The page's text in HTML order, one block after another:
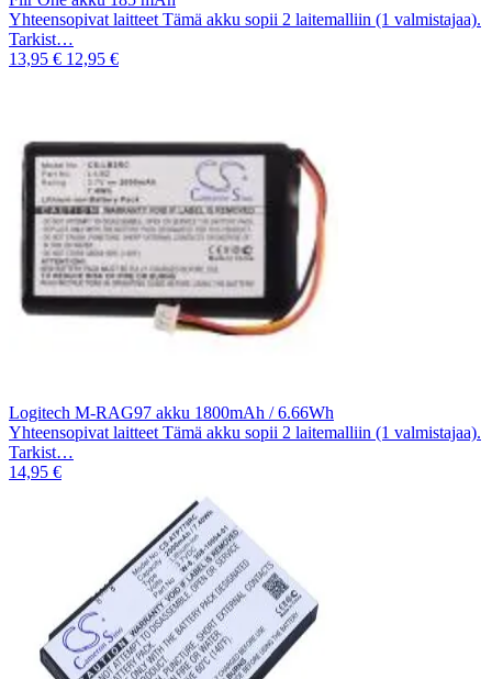
Yhteensopivat laitteet Tämä akku sopii 2 laitemalliin (1 valmistajaa).
Tarkist…
13,95 € 12,95 €
Logitech M-RAG97 akku 1800mAh / 6.66Wh
Yhteensopivat laitteet Tämä akku sopii 2 laitemalliin (1 valmistajaa).
Tarkist…
14,95 €